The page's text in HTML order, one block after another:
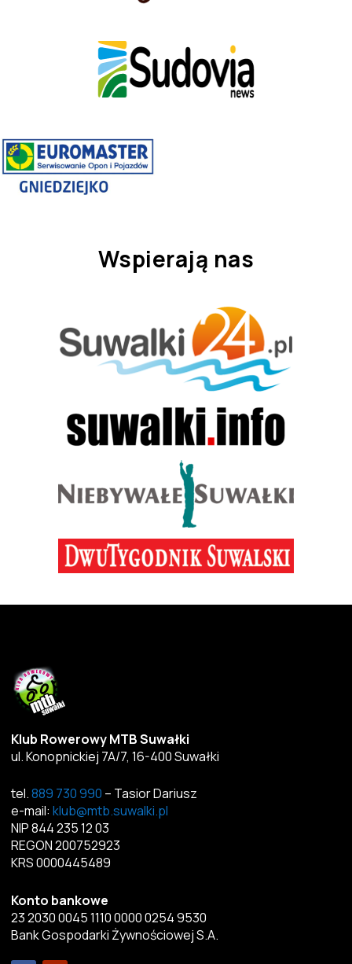
Wspierają nas
Klub Rowerowy MTB Suwałki
ul. Konopnickiej 7A/7, 16-400 Suwałki
tel.889 730 990 – Tasior Dariusz
e-mail: klub@mtb.suwalki.pl
NIP 844 235 12 03
REGON 200752923
KRS 0000445489
Konto bankowe
23 2030 0045 1110 0000 0254 9530
Bank Gospodarki Żywnościowej S.A.